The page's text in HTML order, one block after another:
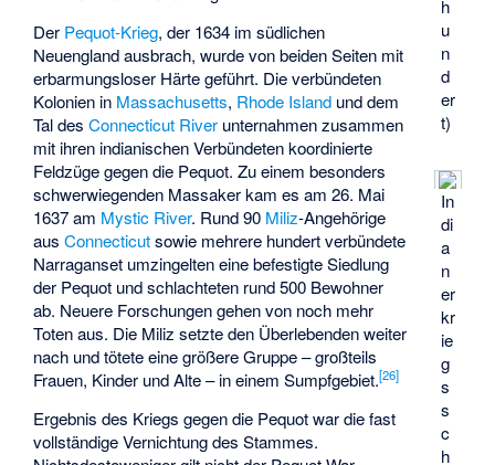
h
u
n
d
er
t)
In
di
a
n
er
kr
ie
g
s
s
c
h
Der Pequot-Krieg, der 1634 im südlichen
Neuengland ausbrach, wurde von beiden Seiten mit
erbarmungsloser Härte geführt. Die verbündeten
Kolonien in Massachusetts, Rhode Island und dem
Tal desConnecticut River unternahmen zusammen
mit ihren indianischen Verbündeten koordinierte
Feldzüge gegen die Pequot. Zu einem besonders
schwerwiegenden Massaker kam es am 26. Mai
1637 am Mystic River. Rund 90 Miliz-Angehörige
ausConnecticutsowie mehrere hundert verbündete
Narraganset umzingelten eine befestigte Siedlung
der Pequot und schlachteten rund 500 Bewohner
ab. Neuere Forschungen gehen von noch mehr
Toten aus. Die Miliz setzte den Überlebenden weiter
nach und tötete eine größere Gruppe – großteils
Frauen, Kinder und Alte – in einem Sumpfgebiet.[26]
Ergebnis des Kriegs gegen die Pequot war die fast
vollständige Vernichtung des Stammes.